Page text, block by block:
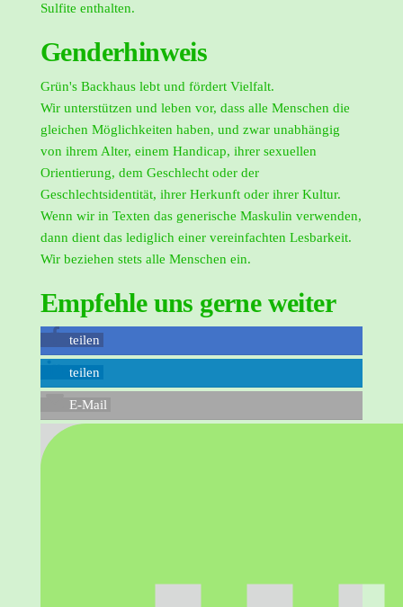
Sulfite enthalten.
Genderhinweis
Grün's Backhaus lebt und fördert Vielfalt.
Wir unterstützen und leben vor, dass alle Menschen die
gleichen Möglichkeiten haben, und zwar unabhängig
von ihrem Alter, einem Handicap, ihrer sexuellen
Orientierung, dem Geschlecht oder der
Geschlechtsidentität, ihrer Herkunft oder ihrer Kultur.
Wenn wir in Texten das generische Maskulin verwenden,
dann dient das lediglich einer vereinfachten Lesbarkeit.
Wir beziehen stets alle Menschen ein.
Empfehle uns gerne weiter
teilen
teilen
E-Mail